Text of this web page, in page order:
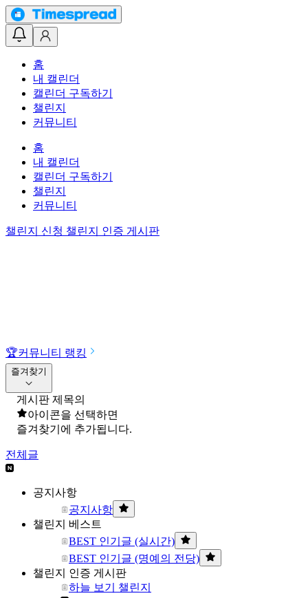
홈
내 캘린더
캘린더 구독하기
챌린지
커뮤니티
홈
내 캘린더
캘린더 구독하기
챌린지
커뮤니티
챌린지 신청 챌린지 인증 게시판
🏆커뮤니티 랭킹
즐겨찾기
게시판 제목의
아이콘을 선택하면
즐겨찾기에 추가됩니다.
전체글
공지사항
공지사항
챌린지 베스트
BEST 인기글 (실시간)
BEST 인기글 (명예의 전당)
챌린지 인증 게시판
하늘 보기 챌린지